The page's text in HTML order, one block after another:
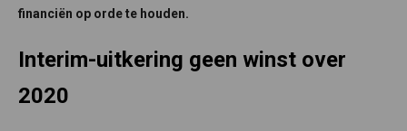
financiën op orde te houden.
Interim-uitkering geen winst over
2020